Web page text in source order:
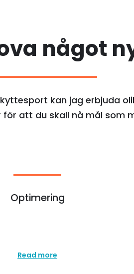
något
kan jag erbjuda
att du skall nå mål som
Optimering
Read more